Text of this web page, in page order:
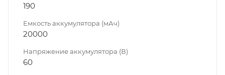
190
Емкость аккумулятора (мАч)
20000
Напряжение аккумулятора (В)
60